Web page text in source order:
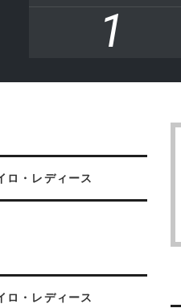
1
ロ・レディース
ロ・レディース